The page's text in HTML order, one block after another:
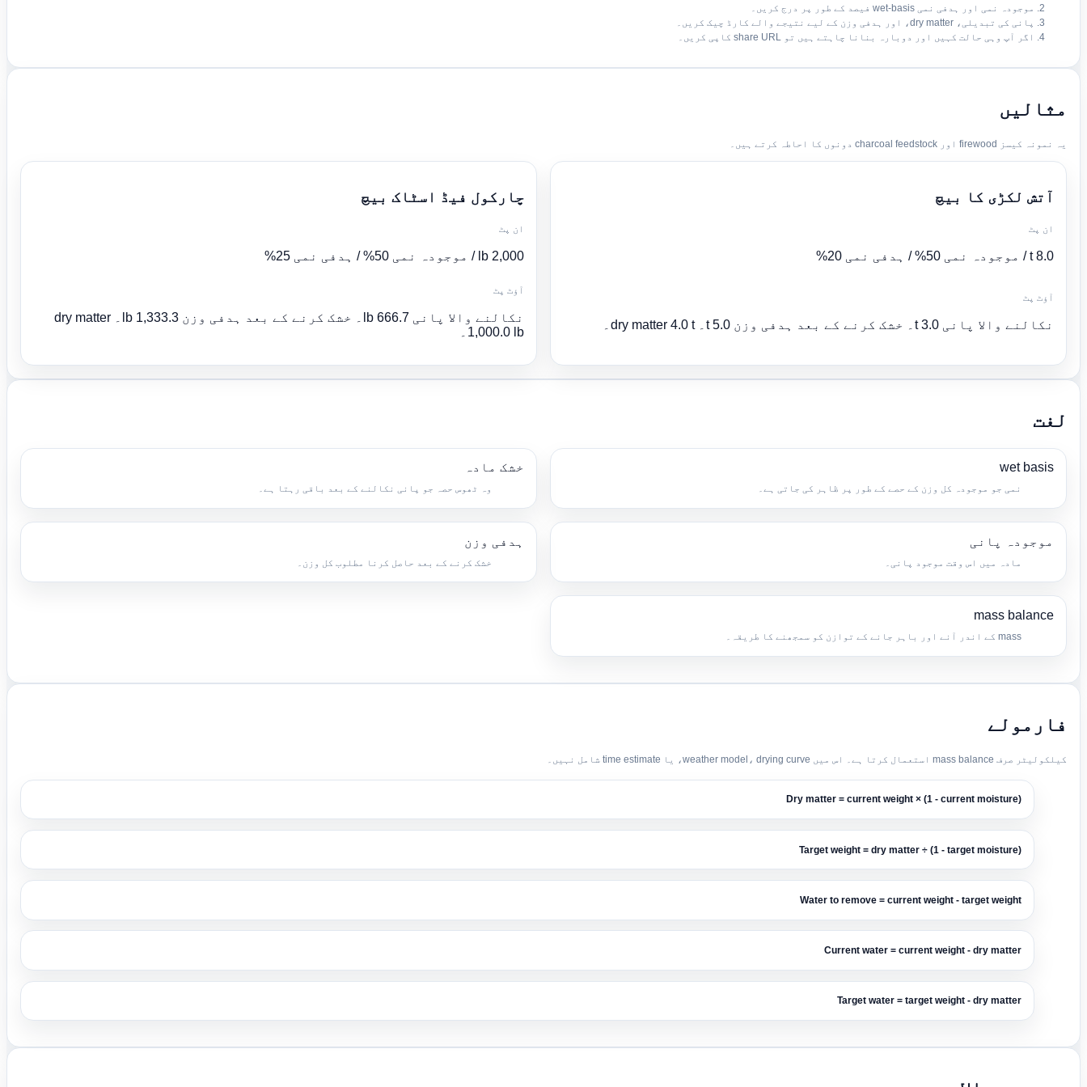
موجودہ نمی اور ہدفی نمی wet-basis فیصد کے طور پر درج کریں۔
پانی کی تبدیلی، dry matter، اور ہدفی وزن کے لیے نتیجے والے کارڈ چیک کریں۔
اگر آپ وہی حالت کہیں اور دوبارہ بنانا چاہتے ہیں تو share URL کاپی کریں۔
مثالیں
یہ نمونہ کیسز firewood اور charcoal feedstock دونوں کا احاطہ کرتے ہیں۔
آتش لکڑی کا بیچ
ان پٹ
8.0 t / موجودہ نمی 50% / ہدفی نمی 20%
آؤٹ پٹ
نکالنے والا پانی 3.0 t۔ خشک کرنے کے بعد ہدفی وزن 5.0 t۔ dry matter 4.0 t۔
چارکول فیڈ اسٹاک بیچ
ان پٹ
2,000 lb / موجودہ نمی 50% / ہدفی نمی 25%
آؤٹ پٹ
نکالنے والا پانی 666.7 lb۔ خشک کرنے کے بعد ہدفی وزن 1,333.3 lb۔ dry matter
1,000.0 lb۔
لغت
wet basis
نمی جو موجودہ کل وزن کے حصے کے طور پر ظاہر کی جاتی ہے۔
خشک مادہ
وہ ٹھوس حصہ جو پانی نکالنے کے بعد باقی رہتا ہے۔
موجودہ پانی
مادہ میں اس وقت موجود پانی۔
ہدفی وزن
خشک کرنے کے بعد حاصل کرنا مطلوب کل وزن۔
mass balance
mass کے اندر آنے اور باہر جانے کے توازن کو سمجھنے کا طریقہ۔
فارمولے
کیلکولیٹر صرف mass balance استعمال کرتا ہے۔ اس میں weather model، drying curve، یا time estimate شامل نہیں۔
Dry matter = current weight × (1 - current moisture)
Target weight = dry matter ÷ (1 - target moisture)
Water to remove = current weight - target weight
Current water = current weight - dry matter
Target water = target weight - dry matter